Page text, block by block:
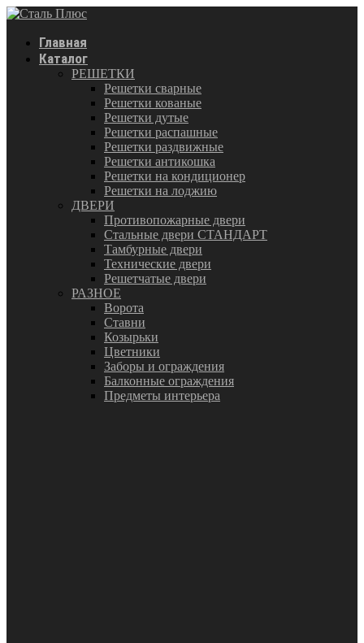
Главная
Каталог
РЕШЕТКИ
Решетки сварные
Решетки кованые
Решетки дутые
Решетки распашные
Решетки раздвижные
Решетки антикошка
Решетки на кондиционер
Решетки на лоджию
ДВЕРИ
Противопожарные двери
Стальные двери СТАНДАРТ
Тамбурные двери
Технические двери
Решетчатые двери
РАЗНОЕ
Ворота
Ставни
Козырьки
Цветники
Заборы и ограждения
Балконные ограждения
Предметы интерьера